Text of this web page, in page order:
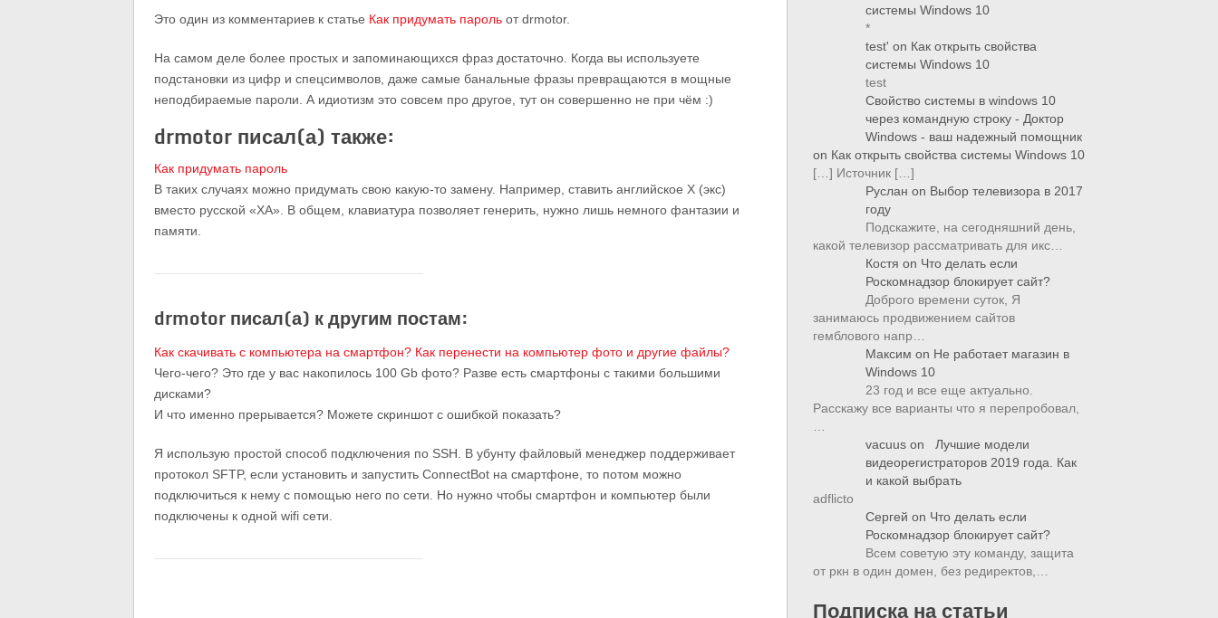
Это один из комментариев к статье Как придумать пароль от drmotor.
На самом деле более простых и запоминающихся фраз достаточно. Когда вы используете
подстановки из цифр и спецсимволов, даже самые банальные фразы превращаются в мощные
неподбираемые пароли. А идиотизм это совсем про другое, тут он совершенно не при чём :)
drmotor писал(а) также:
Как придумать пароль
В таких случаях можно придумать свою какую-то замену. Например, ставить английское X (экс)
вместо русской «ХА». В общем, клавиатура позволяет генерить, нужно лишь немного фантазии и
памяти.
drmotor писал(а) к другим постам:
Как скачивать с компьютера на смартфон? Как перенести на компьютер фото и другие файлы?
Чего-чего? Это где у вас накопилось 100 Gb фото? Разве есть смартфоны с такими большими
дисками?
И что именно прерывается? Можете скриншот с ошибкой показать?
Я использую простой способ подключения по SSH. В убунту файловый менеджер поддерживает
протокол SFTP, если установить и запустить ConnectBot на смартфоне, то потом можно
подключиться к нему с помощью него по сети. Но нужно чтобы смартфон и компьютер были
подключены к одной wifi сети.
системы Windows 10
*
test' on Как открыть свойства
системы Windows 10
test
Свойство системы в windows 10
через командную строку - Доктор
Windows - ваш надежный помощник
on Как открыть свойства системы Windows 10
[…] Источник […]
Руслан on Выбор телевизора в 2017
году
Подскажите, на сегодняшний день,
какой телевизор рассматривать для икс…
Костя on Что делать если
Роскомнадзор блокирует сайт?
Доброго времени суток, Я
занимаюсь продвижением сайтов
гемблового напр…
Максим on Не работает магазин в
Windows 10
23 год и все еще актуально.
Расскажу все варианты что я перепробовал,
vacuus on
Лучшие модели
видеорегистраторов 2019 года. Как
и какой выбрать
adflicto
Сергей on Что делать если
Роскомнадзор блокирует сайт?
Всем советую эту команду, защита
от ркн в один домен, без редиректов,…
Подписка на статьи